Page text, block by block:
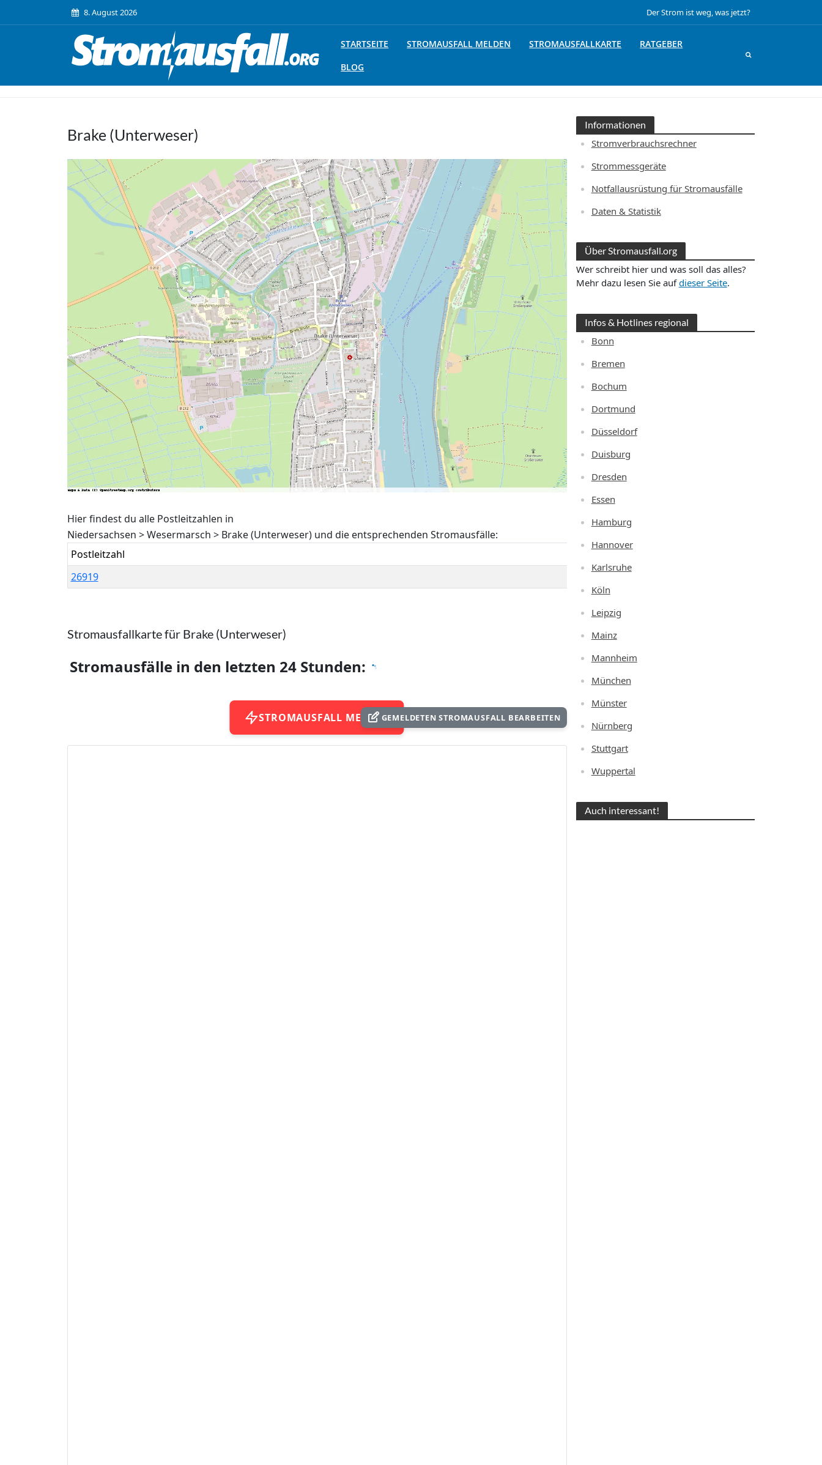
8. August 2026 Der Strom ist weg, was jetzt?
STARTSEITE STROMAUSFALL MELDEN STROMAUSFALLKARTE
RATGEBER
BLOG
Brake (Unterweser)
Hier findest du alle Postleitzahlen in
Niedersachsen > Wesermarsch > Brake (Unterweser) und die entsprechenden Stromausfälle:
Postleitzahl
26919
Stromausfallkarte für Brake (Unterweser)
Stromausfälle in den letzten 24 Stunden:
STROMAUSFALL MELDENGEMELDETEN STROMAUSFALL BEARBEITEN
Informationen
Stromverbrauchsrechner
Strommessgeräte
Notfallausrüstung für Stromausfälle
Daten & Statistik
Über Stromausfall.org
Wer schreibt hier und was soll das alles?
Mehr dazu lesen Sie aufdieser Seite.
Infos & Hotlines regional
Bonn
Bremen
Bochum
Dortmund
Düsseldorf
Duisburg
Dresden
Essen
Hamburg
Hannover
Karlsruhe
Köln
Leipzig
Mainz
Mannheim
München
Münster
Nürnberg
Stuttgart
Wuppertal
Auch interessant!